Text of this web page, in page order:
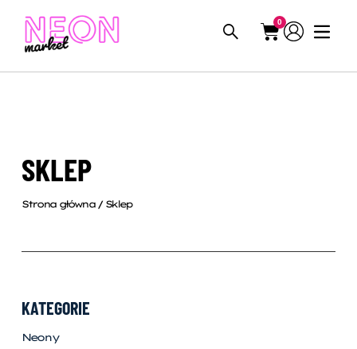
0
SKLEP
Strona główna/ Sklep
KATEGORIE
Neony